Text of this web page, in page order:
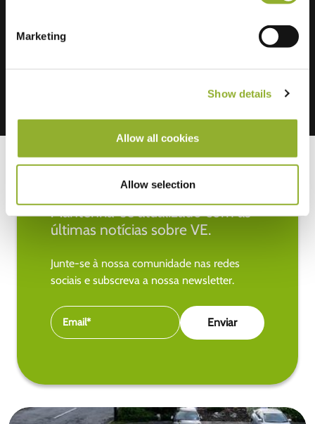
Marketing
Show details
Allow all cookies
Allow selection
Mantenha-se atualizado com as
últimas notícias sobre VE.
Junte-se à nossa comunidade nas redes
sociais e subscreva a nossa newsletter.